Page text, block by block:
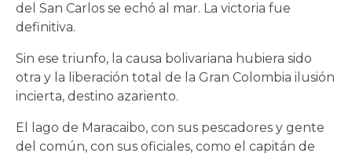
del San Carlos se echó al mar. La victoria fue
definitiva.
Sin ese triunfo, la causa bolivariana hubiera sido
otra y la liberación total de la Gran Colombia ilusión
incierta, destino azariento.
El lago de Maracaibo, con sus pescadores y gente
del común, con sus oficiales, como el capitán de